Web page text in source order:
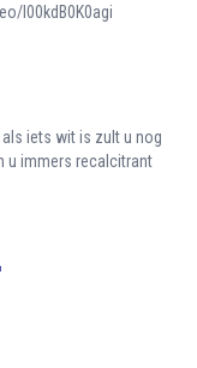
l00kdB0K0agi
iets wit is zult u nog
u immers recalcitrant